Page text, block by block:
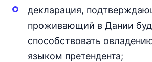
декларация,
проживающий в Дании
способствовать
языком претендента;